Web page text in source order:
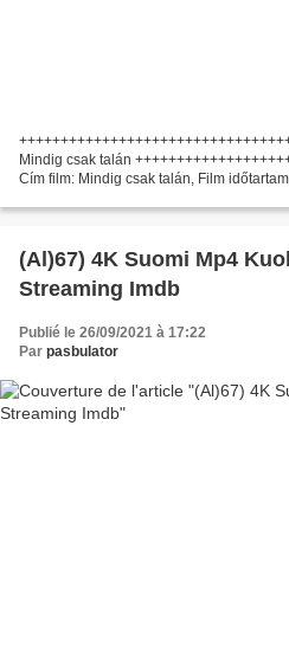
Mindig csak talán
Cím film: Mindig csak talán, Film
(Al)67) 4K Suomi Mp4
Streaming Imdb
Publié le 26/09/2021 à 17:22
Par pasbulator